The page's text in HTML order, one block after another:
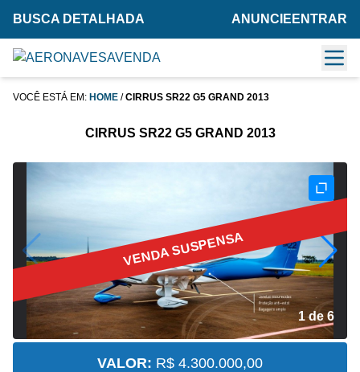
BUSCA DETALHADA ANUNCIE ENTRAR
VOCÊ ESTÁ EM: HOME /CIRRUS SR22 G5 GRAND 2013
CIRRUS SR22 G5 GRAND 2013
VENDA SUSPENSA
2 de 6
VALOR: R$ 4.300.000,00